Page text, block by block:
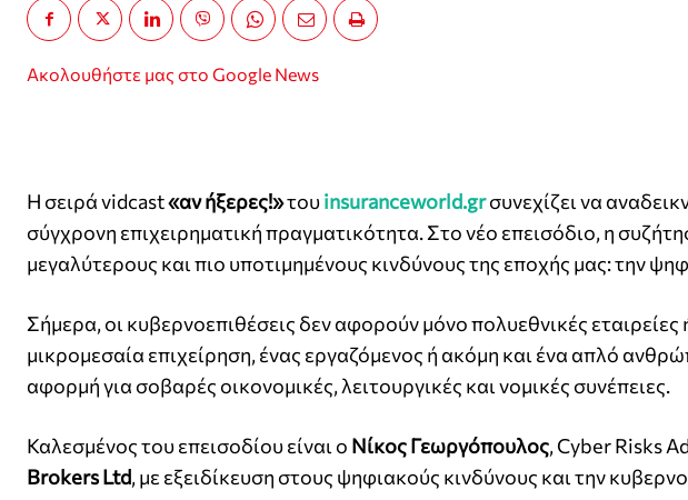
Ακολουθήστε μας στο Google News
Η σειρά vidcast«αν ήξερες!»τουinsuranceworld.grσυνεχίζει να
σύγχρονη επιχειρηματική πραγματικότητα. Στο νέο επεισόδιο, η
μεγαλύτερους και πιο υποτιμημένους κινδύνους της εποχής μας: την
Σήμερα, οι κυβερνοεπιθέσεις δεν αφορούν μόνο πολυεθνικές
μικρομεσαία επιχείρηση, ένας εργαζόμενος ή ακόμη και ένα απλό
αφορμή για σοβαρές οικονομικές, λειτουργικές και νομικές συνέπειες.
Καλεσμένος του επεισοδίου είναι ο Νίκος Γεωργόπουλος, Cyber Risks
Brokers Ltd, με εξειδίκευση στους ψηφιακούς κινδύνους και την